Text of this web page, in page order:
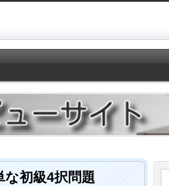
初級4択問題